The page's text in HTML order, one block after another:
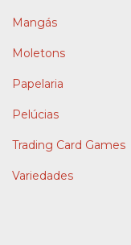
Mangás
Moletons
Papelaria
Pelúcias
Trading Card Games
Variedades